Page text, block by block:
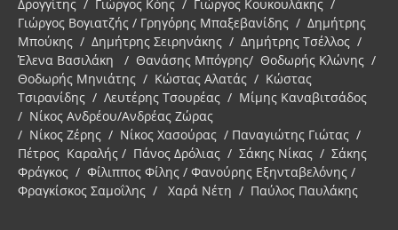
Δρογγίτης / Γιώργος Κόης / Γιώργος Κουκουλάκης /
Γιώργος Βογιατζής / Γρηγόρης Μπαξεβανίδης / Δημήτρης
Μπούκης / Δημήτρης Σειρηνάκης / Δημήτρης Τσέλλος /
Έλενα Βασιλάκη / Θανάσης Μπόγρης/ Θοδωρής Κλώνης /
Θοδωρής Μηνιάτης / Κώστας Αλατάς / Κώστας
Τσιρανίδης / Λευτέρης Τσουρέας / Μίμης Καναβιτσάδος
/ Νίκος Ανδρέου/Ανδρέας Ζώρας
/ Νίκος Ζέρης / Νίκος Χασούρας / Παναγιώτης Γιώτας /
Πέτρος Καραλής / Πάνος Δρόλιας / Σάκης Νίκας / Σάκης
Φράγκος / Φίλιππος Φίλης / Φανούρης Εξηνταβελόνης /
Φραγκίσκος Σαμοΐλης / Χαρά Νέτη / Παύλος Παυλάκης